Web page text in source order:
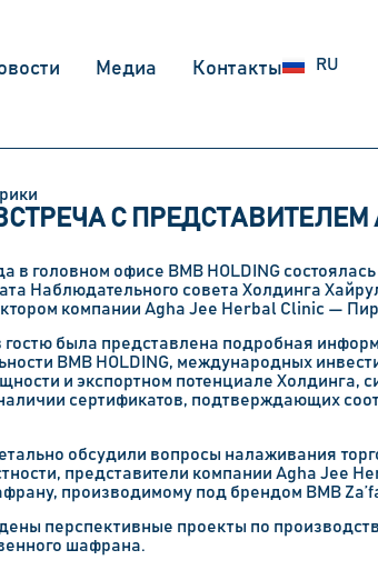
Медиа Контакты RU
EN
С ПРЕДСТАВИТЕЛЕМ
в головном офисе BMB HOLDING
Наблюдательного совета Холдинга
компании Agha Jee Herbal Clinic —
гостю была представлена подробная
BMB HOLDING, международных
и экспортном потенциале Холдинга,
сертификатов, подтверждающих
обсудили вопросы налаживания
представители компании Agha Jee
производимому под брендом BMB
перспективные проекты по
шафрана.